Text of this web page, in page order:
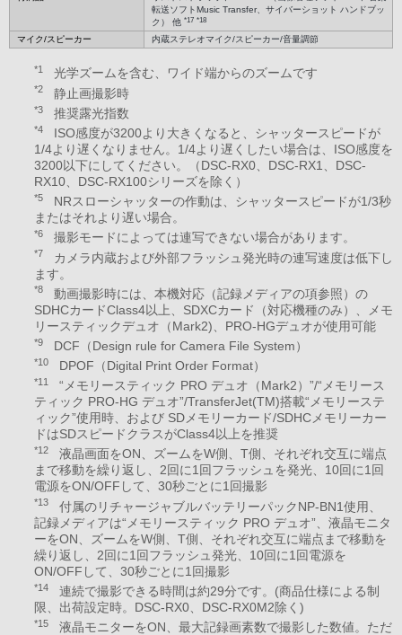
転送ソフトMusic Transfer、サイバーショット ハンドブッ
ク） 他 *17 *18
マイク/スピーカー 内蔵ステレオマイク/スピーカー/音量調節
*1 光学ズームを含む、ワイド端からのズームです
*2 静止画撮影時
*3 推奨露光指数
*4
ISO感度が3200より大きくなると、シャッタースピードが
1/4より遅くなりません。1/4より遅くしたい場合は、ISO感度を
3200以下にしてください。（DSC-RX0、DSC-RX1、DSC-
RX10、DSC-RX100シリーズを除く）
*5
NRスローシャッターの作動は、シャッタースピードが1/3秒
またはそれより遅い場合。
*6 撮影モードによっては連写できない場合があります。
*7
カメラ内蔵および外部フラッシュ発光時の連写速度は低下し
ます。
*8
動画撮影時には、本機対応（記録メディアの項参照）の
SDHCカードClass4以上、SDXCカード（対応機種のみ）、メモ
リースティックデュオ（Mark2)、PRO-HGデュオが使用可能
*9 DCF（Design rule for Camera File System）
*10 DPOF（Digital Print Order Format）
*11
“メモリースティック PRO デュオ（Mark2）”/“メモリース
ティック PRO-HG デュオ”/TransferJet(TM)搭載“メモリーステ
ィック”使用時、および SDメモリーカード/SDHCメモリーカー
ドはSDスピードクラスがClass4以上を推奨
*12
液晶画面をON、ズームをW側、T側、それぞれ交互に端点
まで移動を繰り返し、2回に1回フラッシュを発光、10回に1回
電源をON/OFFして、30秒ごとに1回撮影
*13
付属のリチャージャブルバッテリーパックNP-BN1使用、
記録メディアは“メモリースティック PRO デュオ”、液晶モニタ
ーをON、ズームをW側、T側、それぞれ交互に端点まで移動を
繰り返し、2回に1回フラッシュ発光、10回に1回電源を
ON/OFFして、30秒ごとに1回撮影
*14
連続で撮影できる時間は約29分です。(商品仕様による制
限、出荷設定時。DSC-RX0、DSC-RX0M2除く)
*15
液晶モニターをON、最大記録画素数で撮影した数値。ただ